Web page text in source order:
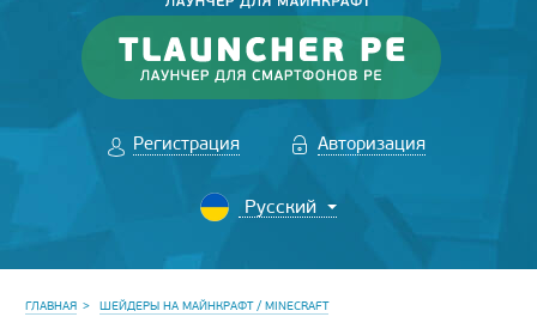
Регистрация Авторизация
ГЛАВНАЯ
ШЕЙДЕРЫ НА МАЙНКРАФТ / MINECRAFT